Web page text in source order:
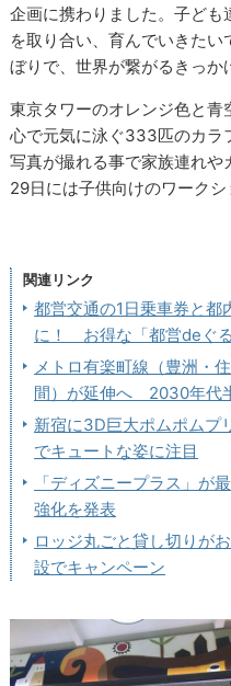
企画に携わりました。子ど
を取り合い、育んでいきた
ぼりで、世界が繋がるきっか
東京タワーのオレンジ色と青
心で元気に泳ぐ333匹のカラ
写真が撮れる事で家族連れ
29日には子供向けのワークシ
関連リンク
都営交通の1日乗車券と都
に！ お得な「都営deぐる
メトロ有楽町線（豊洲・
間）が延伸へ 2030年代
新宿に3D巨大ポムポム
でキュートな姿に注目
「ディズニープラス」
強化を発表
ロッジ丸ごと貸し切りが
設でキャンペーン